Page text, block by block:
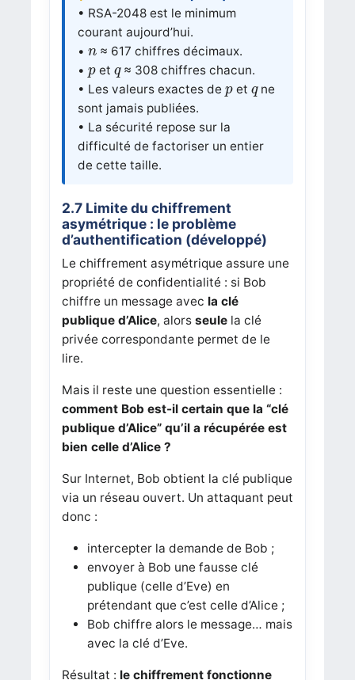
• RSA-2048 est le minimum
courant aujourd’hui.
• n
n≈ 617 chiffres décimaux.
• p
pet q
q≈ 308 chiffres chacun.
• Les valeurs exactes de p
pet q
qne
sont jamais publiées.
• La sécurité repose sur la
difficulté de factoriser un entier
de cette taille.
2.7 Limite du chiffrement
asymétrique : le problème
d’authentification (développé)
Le chiffrement asymétrique assure une
propriété de confidentialité : si Bob
chiffre un message avec la clé
publique d’Alice, alors seulela clé
privée correspondante permet de le
lire.
Mais il reste une question essentielle :
comment Bob est-il certain que la “clé
publique d’Alice” qu’il a récupérée est
bien celle d’Alice ?
Sur Internet, Bob obtient la clé publique
via un réseau ouvert. Un attaquant peut
donc :
intercepter la demande de Bob ;
envoyer à Bob une fausse clé
publique (celle d’Eve) en
prétendant que c’est celle d’Alice ;
Bob chiffre alors le message… mais
avec la clé d’Eve.
Résultat : le chiffrement fonctionne